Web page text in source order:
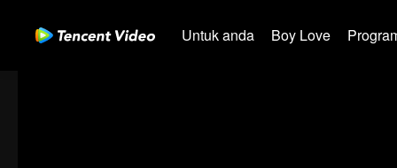
Untuk anda Boy Love